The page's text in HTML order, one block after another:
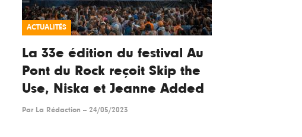
ACTUALITÉS
La 33e édition du festival Au
Pont du Rock reçoit Skip the
Use, Niska et Jeanne Added
Par La Rédaction -- 24/05/2023